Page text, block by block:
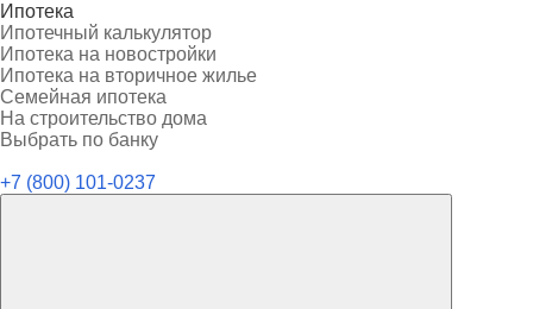
Ипотека
Ипотечный калькулятор
Ипотека на новостройки
Ипотека на вторичное жилье
Семейная ипотека
На строительство дома
Выбрать по банку
+7 (800) 101-0237